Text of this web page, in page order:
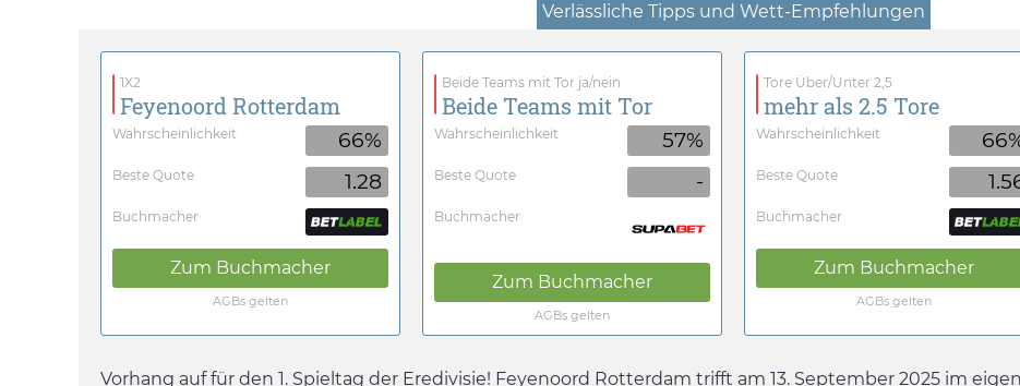
Verlässliche Tipps und Wett-Empfehlungen
1X2
Feyenoord Rotterdam
Wahrscheinlichkeit 66%
Beste Quote 1.28
Buchmacher
Zum Buchmacher
AGBs gelten
Beide Teams mit Tor ja/nein
Beide Teams mit Tor
Wahrscheinlichkeit 57%
Beste Quote -
Buchmacher
Zum Buchmacher
AGBs gelten
Tore Über/Unter 2,5
mehr als 2.5 Tore
Wahrscheinlichkeit
Beste Quote
Buchmacher
Zum Buchmacher
AGBs gelten
Vorhang auf für den 1. Spieltag der Eredivisie! Feyenoord Rotterdam trifft am 13. September 2025 im